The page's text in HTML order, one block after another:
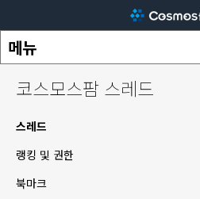
코스모스팜 스레드
스레드
랭킹 및 권한
북마크